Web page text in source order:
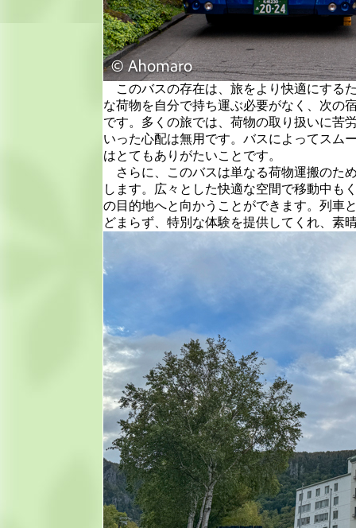
このバスの存在は、旅をより快適にする
な荷物を自分で持ち運ぶ必要がなく、次の
です。多くの旅では、荷物の取り扱いに苦
いった心配は無用です。バスによってスム
はとてもありがたいことです。
さらに、このバスは単なる荷物運搬のた
します。広々とした快適な空間で移動中も
の目的地へと向かうことができます。列車
どまらず、特別な体験を提供してくれ、素